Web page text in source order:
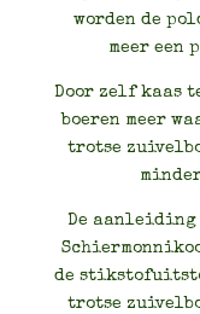
worden de
meer een
Door zelf kaas
boeren meer
trotse
De aanleiding
de
trotse